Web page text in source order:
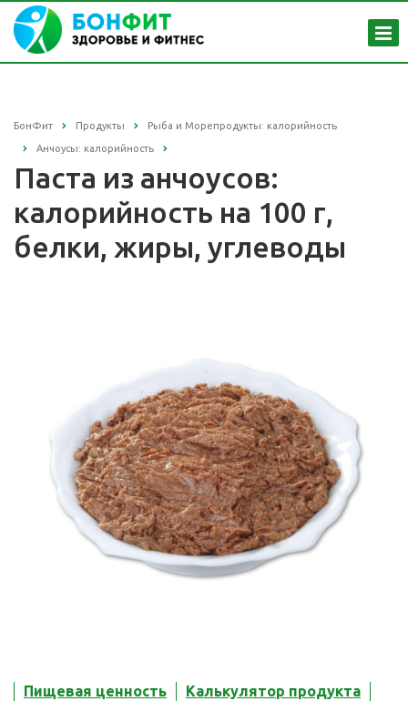
БонФит Продукты Рыба и Морепродукты: калорийность
Анчоусы: калорийность
Паста из анчоусов:
калорийность на 100 г,
белки, жиры, углеводы
Пищевая ценность Калькулятор продукта